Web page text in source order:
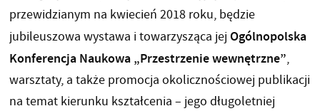
przewidzianym na kwiecień 2018 roku, będzie
jubileuszowa wystawa i towarzysząca jej Ogólnopolska
Konferencja Naukowa „Przestrzenie wewnętrzne”,
warsztaty, a także promocja okolicznościowej publikacji
na temat kierunku kształcenia – jego długoletniej